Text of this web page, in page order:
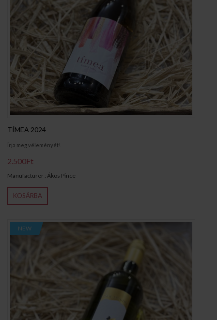
TÍMEA 2024
Írja meg véleményét!
2.500Ft
Manufacturer : Ákos Pince
KOSÁRBA
NEW